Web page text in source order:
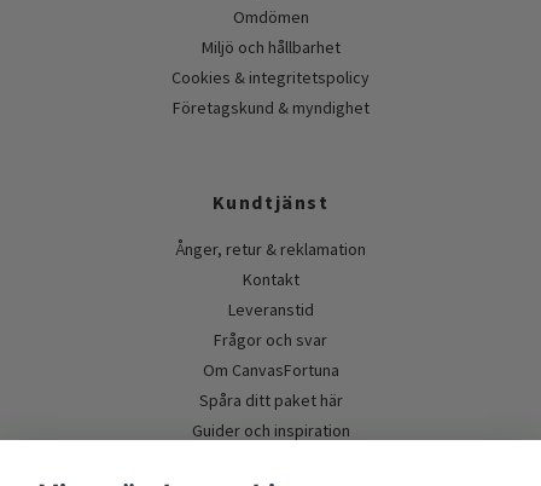
Omdömen
Miljö och hållbarhet
Cookies & integritetspolicy
Företagskund & myndighet
Kundtjänst
Ånger, retur & reklamation
Kontakt
Leveranstid
Frågor och svar
Om CanvasFortuna
Spåra ditt paket här
Guider och inspiration